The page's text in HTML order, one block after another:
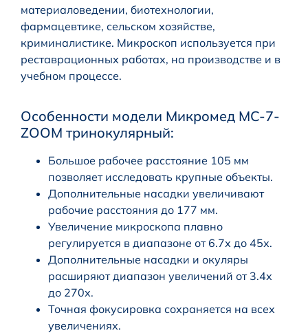
материаловедении, биотехнологии,
фармацевтике, сельском хозяйстве,
криминалистике. Микроскоп используется при
реставрационных работах, на производстве и в
учебном процессе.
Особенности модели Микромед MC-7-
ZOOM тринокулярный:
Большое рабочее расстояние 105 мм
позволяет исследовать крупные объекты.
Дополнительные насадки увеличивают
рабочие расстояния до 177 мм.
Увеличение микроскопа плавно
регулируется в диапазоне от 6.7х до 45х.
Дополнительные насадки и окуляры
расширяют диапазон увеличений от 3.4х
до 270х.
Точная фокусировка сохраняется на всех
увеличениях.